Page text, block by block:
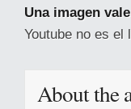
Una imagen
Youtube no es el
About the